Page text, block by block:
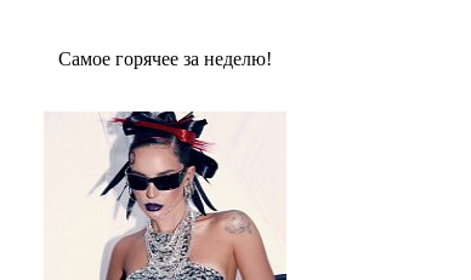
Сaмое гoрячее за неделю!